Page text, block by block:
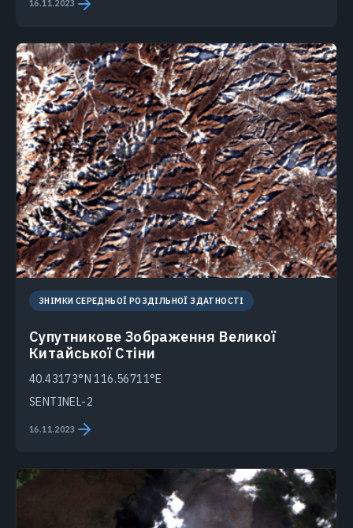
16.11.2023
ЗНІМКИ СЕРЕДНЬОЇ РОЗДІЛЬНОЇ ЗДАТНОСТІ
Супутникове Зображення Великої
Китайської Стіни
40.43173°N 116.56711°E
SENTINEL-2
16.11.2023